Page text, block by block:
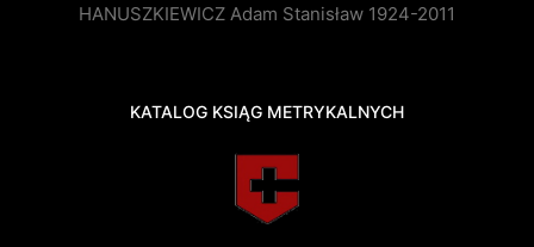
HANUSZKIEWICZ Adam Stanisław 1924-2011
KATALOG KSIĄG METRYKALNYCH